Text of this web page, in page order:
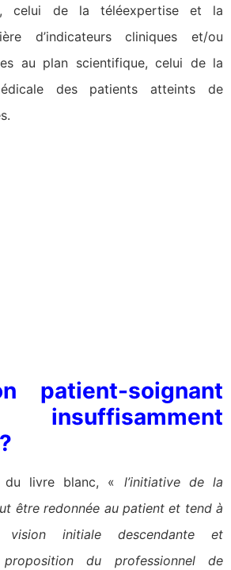
celui de la téléexpertise et la
d’indicateurs cliniques et/ou
au plan scientifique, celui de la
des patients atteints de
patient-soignant
insuffisamment
du livre blanc, « l’initiative de la
être redonnée au patient et tend à
initiale descendante et
du professionnel de